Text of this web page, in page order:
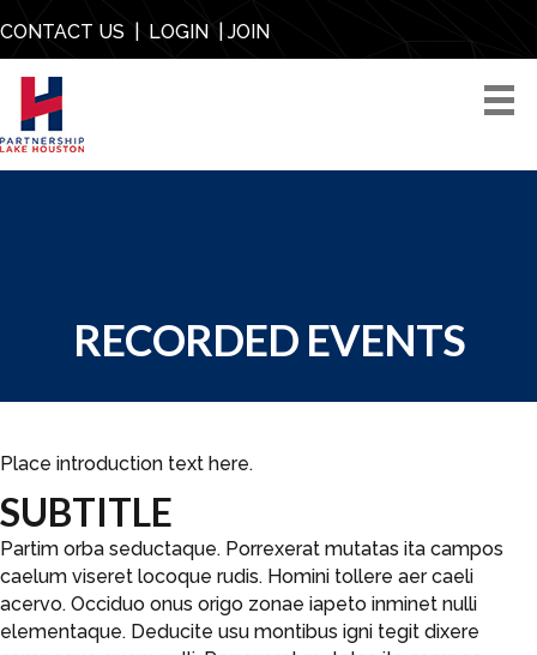
CONTACT US LOGIN| JOIN
RECORDED EVENTS
Place introduction text here.
SUBTITLE
Partim orba seductaque. Porrexerat mutatas ita campos
caelum viseret locoque rudis. Homini tollere aer caeli
acervo. Occiduo onus origo zonae iapeto inminet nulli
elementaque. Deducite usu montibus igni tegit dixere